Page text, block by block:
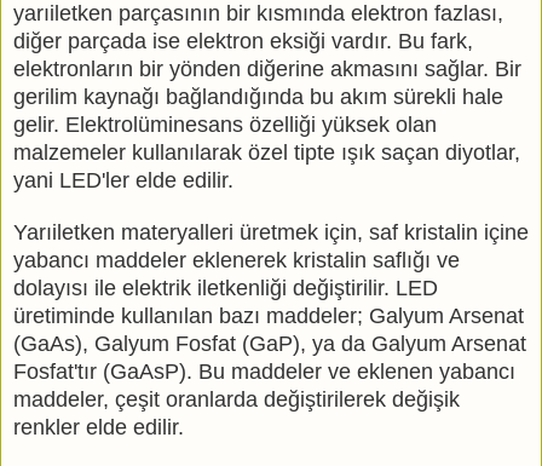
yarıiletken parçasının bir kısmında elektron fazlası,
diğer parçada ise elektron eksiği vardır. Bu fark,
elektronların bir yönden diğerine akmasını sağlar. Bir
gerilim kaynağı bağlandığında bu akım sürekli hale
gelir. Elektrolüminesans özelliği yüksek olan
malzemeler kullanılarak özel tipte ışık saçan diyotlar,
yani LED'ler elde edilir.
Yarıiletken materyalleri üretmek için, saf kristalin içine
yabancı maddeler eklenerek kristalin saflığı ve
dolayısı ile elektrik iletkenliği değiştirilir. LED
üretiminde kullanılan bazı maddeler; Galyum Arsenat
(GaAs), Galyum Fosfat (GaP), ya da Galyum Arsenat
Fosfat'tır (GaAsP). Bu maddeler ve eklenen yabancı
maddeler, çeşit oranlarda değiştirilerek değişik
renkler elde edilir.